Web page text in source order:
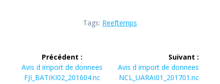
Tags: Reeftemps
Navigation
de
Précédent :
Article
précédent :
Avis d import de donnees
FJI_BATIKI02_201604.nc
Suivant :
Article
suivant :
Avis d import de donnees
NCL_UARAI01_201701.nc